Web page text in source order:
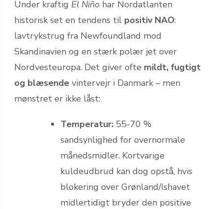
Under kraftig El Niño har Nordatlanten
historisk set en tendens til positiv NAO:
lavtrykstrug fra Newfoundland mod
Skandinavien og en stærk polær jet over
Nordvesteuropa. Det giver ofte mildt, fugtigt
og blæsende vintervejr i Danmark – men
mønstret er ikke låst:
Temperatur: 55-70 %
sandsynlighed for overnormale
månedsmidler. Kortvarige
kuldeudbrud kan dog opstå, hvis
blokering over Grønland/Ishavet
midlertidigt bryder den positive